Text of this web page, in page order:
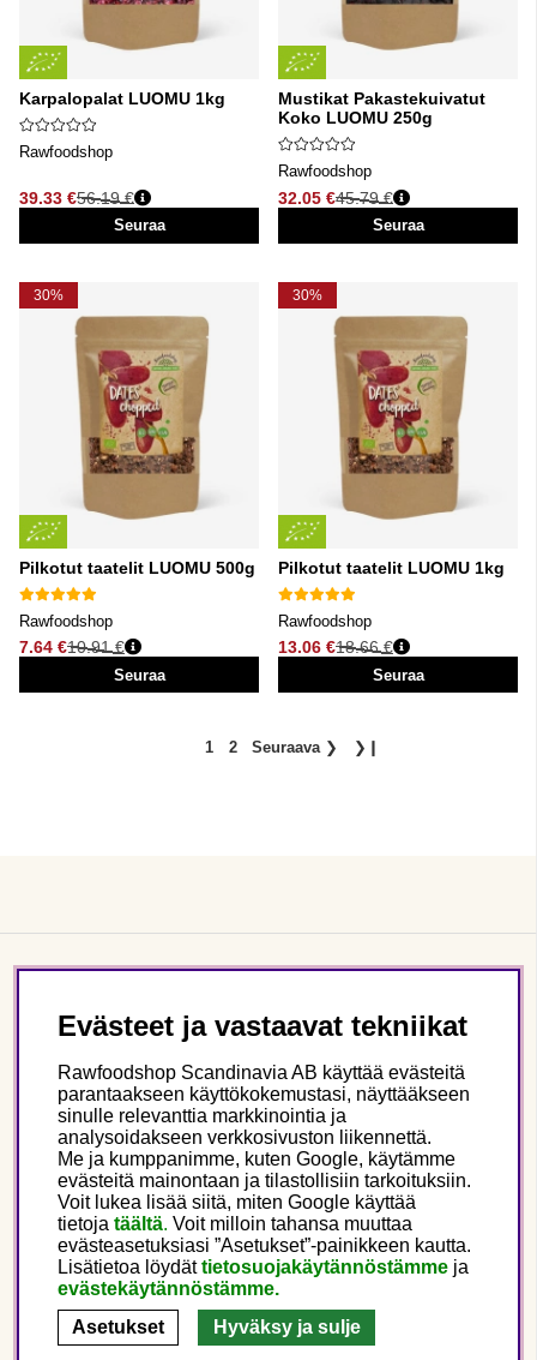
Karpalopalat LUOMU 1kg
Rawfoodshop
39.33 €
Normaali hinta
56.19 €
Seuraa
Mustikat Pakastekuivatut
Koko LUOMU 250g
Rawfoodshop
32.05 €
Normaali hinta
45.79 €
Seuraa
30%
Pilkotut taatelit LUOMU 500g
Rawfoodshop
7.64 €
Normaali hinta
10.91 €
Seuraa
30%
Pilkotut taatelit LUOMU 1kg
Rawfoodshop
13.06 €
Normaali hinta
18.66 €
Seuraa
1 2 Seuraava ❯ ❯❙
Seuraa meitä
Tämä on Rawfoodshop
Finland
Evästeet ja vastaavat tekniikat
Rawfoodshop Scandinavia AB käyttää evästeitä
parantaakseen käyttökokemustasi, näyttääkseen
sinulle relevanttia markkinointia ja
analysoidakseen verkkosivuston liikennettä.
Me ja kumppanimme, kuten Google, käytämme
evästeitä mainontaan ja tilastollisiin tarkoituksiin.
Voit lukea lisää siitä, miten Google käyttää
tietoja täältä. Voit milloin tahansa muuttaa
evästeasetuksiasi ”Asetukset”-painikkeen kautta.
Lisätietoa löydättietosuojakäytännöstämme ja
evästekäytännöstämme.
Asetukset
Hyväksy ja sulje